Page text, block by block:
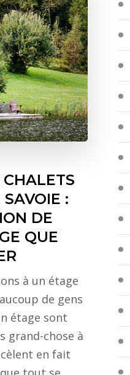
:
DE
QUE
à un étage
de gens
étage sont
grand-chose à
en fait